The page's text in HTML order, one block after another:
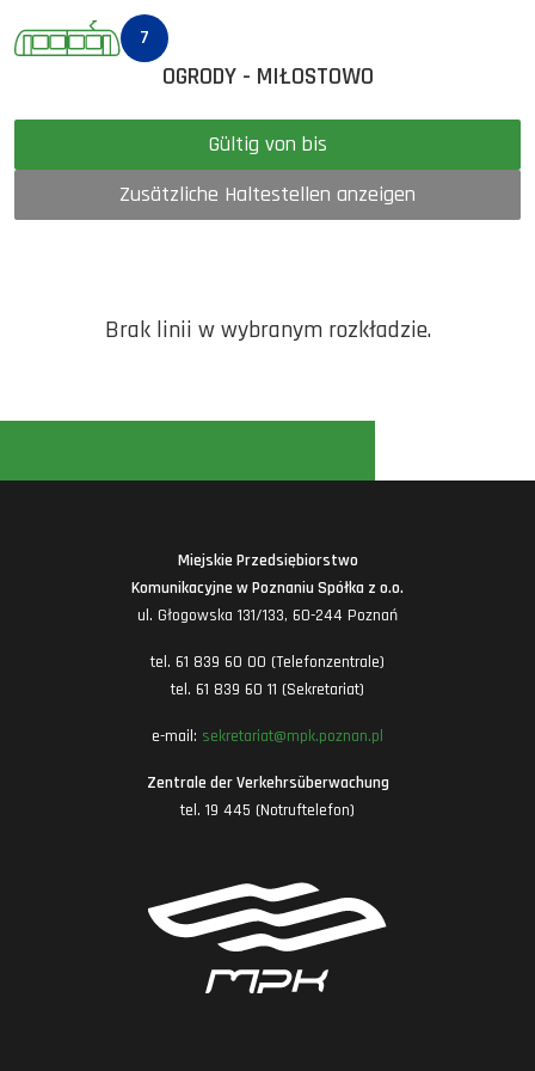
7
OGRODY - MIŁOSTOWO
Gültig von bis
Zusätzliche Haltestellen anzeigen
Brak linii w wybranym rozkładzie.
Miejskie Przedsiębiorstwo
Komunikacyjne w Poznaniu Spółka z o.o.
ul. Głogowska 131/133, 60-244 Poznań
tel. 61 839 60 00 (Telefonzentrale)
tel. 61 839 60 11 (Sekretariat)
e-mail: sekretariat@mpk.poznan.pl
Zentrale der Verkehrsüberwachung
tel. 19 445 (Notruftelefon)